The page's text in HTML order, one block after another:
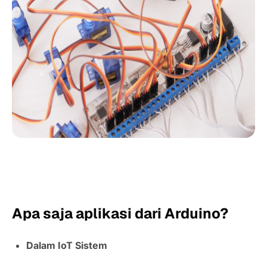
Apa saja aplikasi dari Arduino?
Dalam IoT Sistem